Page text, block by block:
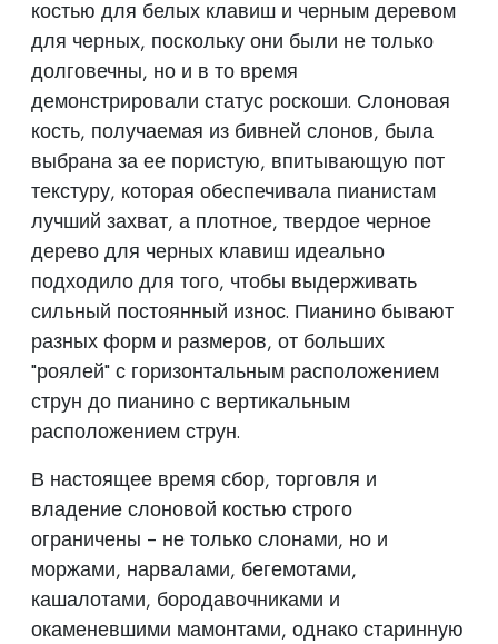
костью для белых клавиш и черным деревом
для черных, поскольку они были не только
долговечны, но и в то время
демонстрировали статус роскоши. Слоновая
кость, получаемая из бивней слонов, была
выбрана за ее пористую, впитывающую пот
текстуру, которая обеспечивала пианистам
лучший захват, а плотное, твердое черное
дерево для черных клавиш идеально
подходило для того, чтобы выдерживать
сильный постоянный износ. Пианино бывают
разных форм и размеров, от больших
"роялей" с горизонтальным расположением
струн до пианино с вертикальным
расположением струн.
В настоящее время сбор, торговля и
владение слоновой костью строго
ограничены - не только слонами, но и
моржами, нарвалами, бегемотами,
кашалотами, бородавочниками и
окаменевшими мамонтами, однако старинную